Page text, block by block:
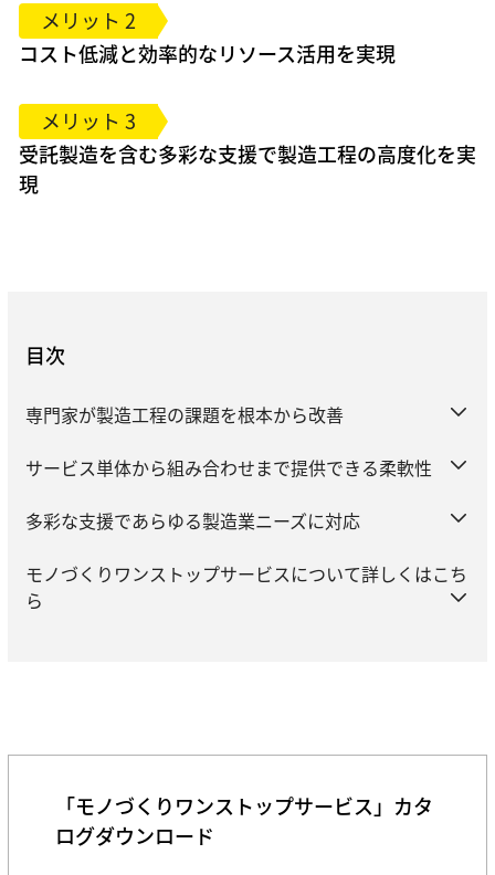
メリット 2
コスト低減と効率的なリソース活用を実現
メリット 3
受託製造を含む多彩な支援で製造工程の高度化を実
現
目次
専門家が製造工程の課題を根本から改善
サービス単体から組み合わせまで提供できる柔軟性
多彩な支援であらゆる製造業ニーズに対応
モノづくりワンストップサービスについて詳しくはこち
ら
「モノづくりワンストップサービス」カタ
ログダウンロード